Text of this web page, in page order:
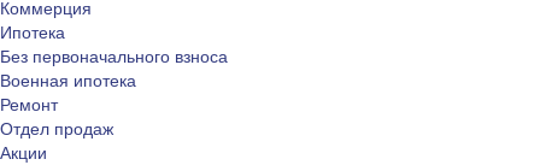
Коммерция
Ипотека
Без первоначального взноса
Военная ипотека
Ремонт
Отдел продаж
Акции